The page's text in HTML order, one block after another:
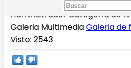
AdministradorCategoría de
Galeria MultimediaGaleria de
Visto: 2543